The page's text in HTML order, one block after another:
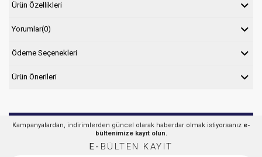
Ürün Özellikleri
Yorumlar(0)
Ödeme Seçenekleri
Ürün Önerileri
Kampanyalardan, indirimlerden güncel olarak haberdar olmak istiyorsanız e-
bültenimize kayıt olun.
E- BÜLTEN KAYIT